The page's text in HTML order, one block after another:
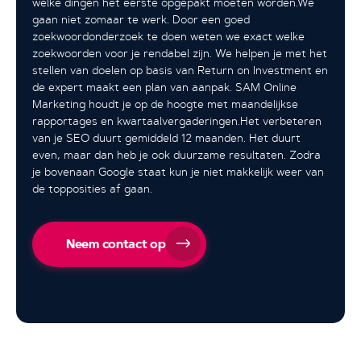
gaan niet zomaar te werk. Door een goed
zoekwoordonderzoek te doen weten we exact welke
zoekwoorden voor je rendabel zijn. We helpen je met het
stellen van doelen op basis van Return on Investment en
de expert maakt een plan van aanpak. SAM Online
Marketing houdt je op de hoogte met maandelijkse
rapportages en kwartaalvergaderingen.Het verbeteren
van je SEO duurt gemiddeld 12 maanden. Het duurt
even, maar dan heb je ook duurzame resultaten. Zodra
je bovenaan Google staat kun je niet makkelijk weer van
de topposities af gaan.
Neem contact op